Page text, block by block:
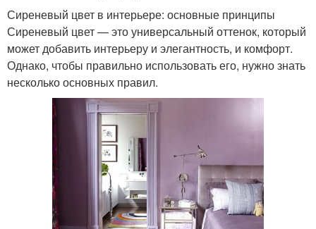
Сиреневый цвет в интерьере: основные принципы
Сиреневый цвет — это универсальный оттенок, который
может добавить интерьеру и элегантность, и комфорт.
Однако, чтобы правильно использовать его, нужно знать
несколько основных правил.